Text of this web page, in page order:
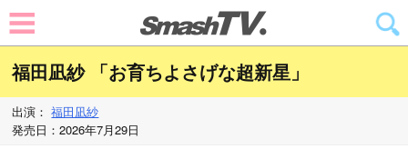
福田凪紗 「お育ちよさげな超新星」
出演：福田凪紗
発売日：2026年7月29日